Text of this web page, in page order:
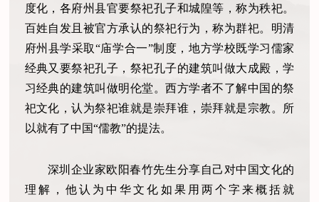
度化，各府州县官要祭祀孔子和城隍等，称为秩祀。
百姓自发且被官方承认的祭祀行为，称为群祀。明清
府州县学采取“庙学合一”制度，地方学校既学习儒家
经典又要祭祀孔子，祭祀孔子的建筑叫做大成殿，学
习经典的建筑叫做明伦堂。西方学者不了解中国的祭
祀文化，认为祭祀谁就是崇拜谁，崇拜就是宗教。所
以就有了中国“儒教”的提法。
深圳企业家欧阳春竹先生分享自己对中国文化的
理解，他认为中华文化如果用两个字来概括就